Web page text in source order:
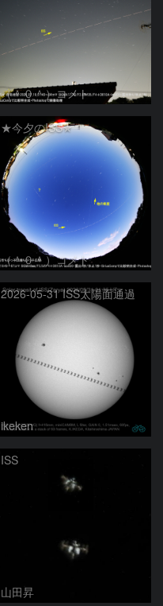
（＾０＾）コメト
★今夕のISS★
（＾０＾）コメト
2026-05-31 ISS太陽面通過
ikeken
ISS
山田昇